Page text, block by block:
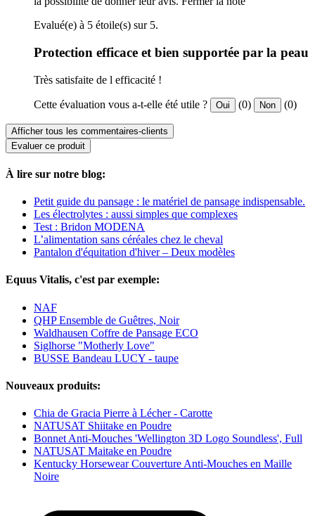
Evalué(e) à 5 étoile(s) sur 5.
Protection efficace et bien supportée par la peau
Très satisfaite de l efficacité !
Cette évaluation vous a-t-elle été utile ? Oui (0) Non (0)
Afficher tous les commentaires-clients
Evaluer ce produit
À lire sur notre blog:
Petit guide du pansage : le matériel de pansage indispensable.
Les électrolytes : aussi simples que complexes
Test : Bridon MODENA
L’alimentation sans céréales chez le cheval
Pantalon d'équitation d'hiver – Deux modèles
Equus Vitalis, c'est par exemple:
NAF
QHP Ensemble de Guêtres, Noir
Waldhausen Coffre de Pansage ECO
Siglhorse "Motherly Love"
BUSSE Bandeau LUCY - taupe
Nouveaux produits:
Chia de Gracia Pierre à Lécher - Carotte
NATUSAT Shiitake en Poudre
Bonnet Anti-Mouches 'Wellington 3D Logo Soundless', Full
NATUSAT Maitake en Poudre
Kentucky Horsewear Couverture Anti-Mouches en Maille
Noire